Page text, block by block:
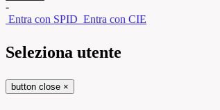
-
Entra con SPID Entra con CIE
Seleziona utente
button close ×